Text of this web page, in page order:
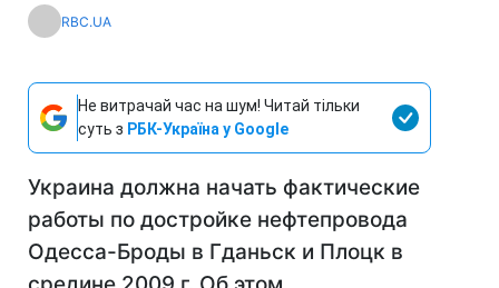
RBC.UA
Не витрачай час на шум! Читай тільки
суть з РБК-Україна у Google
Украина должна начать фактические
работы по достройке нефтепровода
Одесса-Броды в Гданьск и Плоцк в